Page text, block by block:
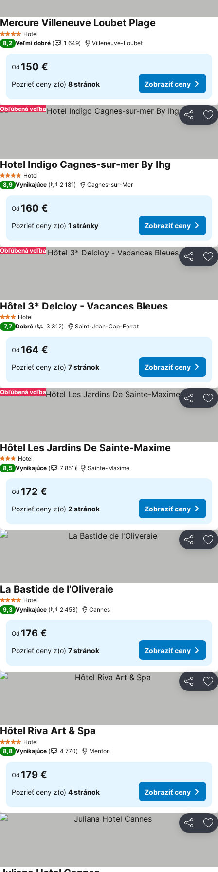
4 Počet hviezdičiek
Hotel
Mercure Villeneuve Loubet Plage
8,2 Veľmi dobré 1 649 Villeneuve-Loubet
Od 150 €
Pozrieť ceny z(o) 8 stránok Zobraziť ceny
Zdieľať
Obľúbená voľba
4 Počet hviezdičiek
Hotel
Hotel Indigo Cagnes-sur-mer By Ihg
8,9 Vynikajúce 2 181 Cagnes-sur-Mer
Od 160 €
Pozrieť ceny z(o) 1 stránky Zobraziť ceny
Zdieľať
Obľúbená voľba
3 Počet hviezdičiek
Hotel
Hôtel 3* Delcloy - Vacances BleuesZobraziť ceny
7,7 Dobré 3 312 Saint-Jean-Cap-Ferrat
Od 164 €
Pozrieť ceny z(o) 7 stránok Zobraziť ceny
Zdieľať
Obľúbená voľba
3 Počet hviezdičiek
Hotel
Hôtel Les Jardins De Sainte-Maxime
8,5 Vynikajúce 7 851 Sainte-Maxime
Od 172 €
Pozrieť ceny z(o) 2 stránok Zobraziť ceny
Zdieľať
4 Počet hviezdičiek
Hotel
La Bastide de l'Oliveraie
9,3 Vynikajúce 2 453 Cannes
Od 176 €
Pozrieť ceny z(o) 7 stránok Zobraziť ceny
Zdieľať
4 Počet hviezdičiek
Hotel
Hôtel Riva Art & Spa
8,8 Vynikajúce 4 770 Menton
Od 179 €
Pozrieť ceny z(o) 4 stránok Zobraziť ceny
Zdieľať